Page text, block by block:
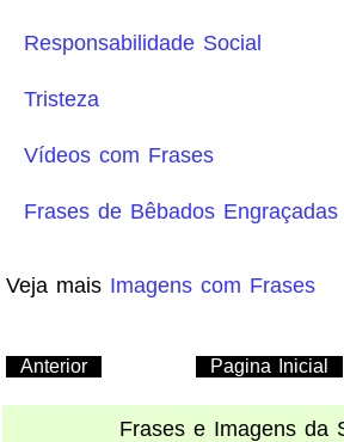
Responsabilidade Social
Tristeza
Vídeos com Frases
Frases de Bêbados
Veja mais Imagens com Frases
Anterior Pagina Inicial
Frases e Imagens da